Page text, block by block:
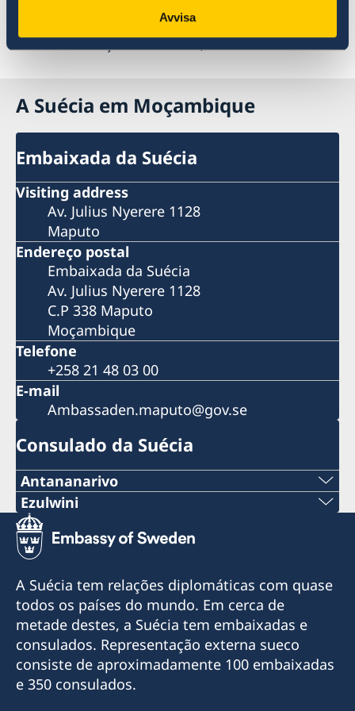
Avvisa
implementação do programa AGIR.
A Suécia em Moçambique
Embaixada da Suécia
Visiting address
Av. Julius Nyerere 1128
Maputo
Endereço postal
Embaixada da Suécia
Av. Julius Nyerere 1128
C.P 338 Maputo
Moçambique
Telefone
+258 21 48 03 00
E-mail
Ambassaden.maputo@gov.se
Consulado da Suécia
Antananarivo
Telemóvel & Whatsapp:
+261 32 69 449 06
sweden.mgaconsulate@gmail.com
Villa Hacienda,
RP RAHAJAMARIZAFY
Ambohijatovo- Ivandry
Ezulwini
Tel:
+268 2416-1156
E-mail
swedishconsulate.eswatini@gmail.com
Nyonyane Street, Corner Plaza, Ezulwini,
Eswatini
A Suécia tem relações diplomáticas com quase
todos os países do mundo. Em cerca de
metade destes, a Suécia tem embaixadas e
consulados. Representação externa sueco
consiste de aproximadamente 100 embaixadas
e 350 consulados.